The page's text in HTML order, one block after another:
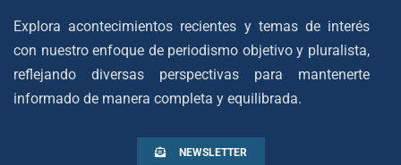
Explora acontecimientos recientes y temas de interés
con nuestro enfoque de periodismo objetivo y pluralista,
reflejando diversas perspectivas para mantenerte
informado de manera completa y equilibrada.
NEWSLETTER